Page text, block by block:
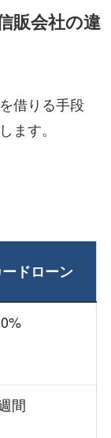
販会社の違
借りる手段
ます。
ドローン
間